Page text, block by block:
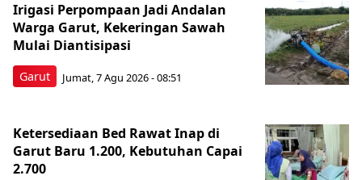
Garut
Irigasi Perpompaan Jadi Andalan
Warga Garut, Kekeringan Sawah
Mulai Diantisipasi
Jumat, 7 Agu 2026 - 08:51
Ketersediaan Bed Rawat Inap di
Garut Baru 1.200, Kebutuhan Capai
2.700